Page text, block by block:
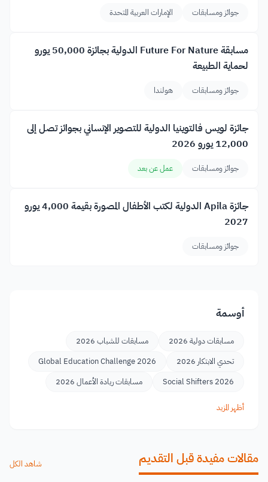
جوائز ومسابقات الإمارات العربية المتحدة
مسابقة Future For Nature الدولية بجائزة 50,000 يورو
لحماية الطبيعة
جوائز ومسابقات هولندا
جائزة لويس فالتوينيا الدولية للتصوير الإنساني بجوائز تصل إلى
12,000 يورو 2026
جوائز ومسابقات عمل عن بعد
جائزة Apila الدولية لكتب الأطفال المصورة بقيمة 4,000 يورو
2027
جوائز ومسابقات
أوسمة
مسابقات دولية 2026
مسابقات للشباب 2026
تحدي الابتكار 2026
Global Education Challenge 2026
Social Shifters 2026
مسابقات ريادة الأعمال 2026
أظهر المزيد
مقالات مفيدة قبل التقديم شاهد الكل